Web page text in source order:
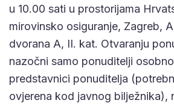
u 10.00 sati u prostorijama
mirovinsko osiguranje, Zagreb,
dvorana A, II. kat. Otvaranju
nazočni samo ponuditelji
predstavnici ponuditelja
ovjerena kod javnog bilježnika),